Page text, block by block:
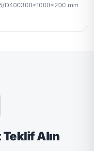
D400300x1000x200 mm
Alın